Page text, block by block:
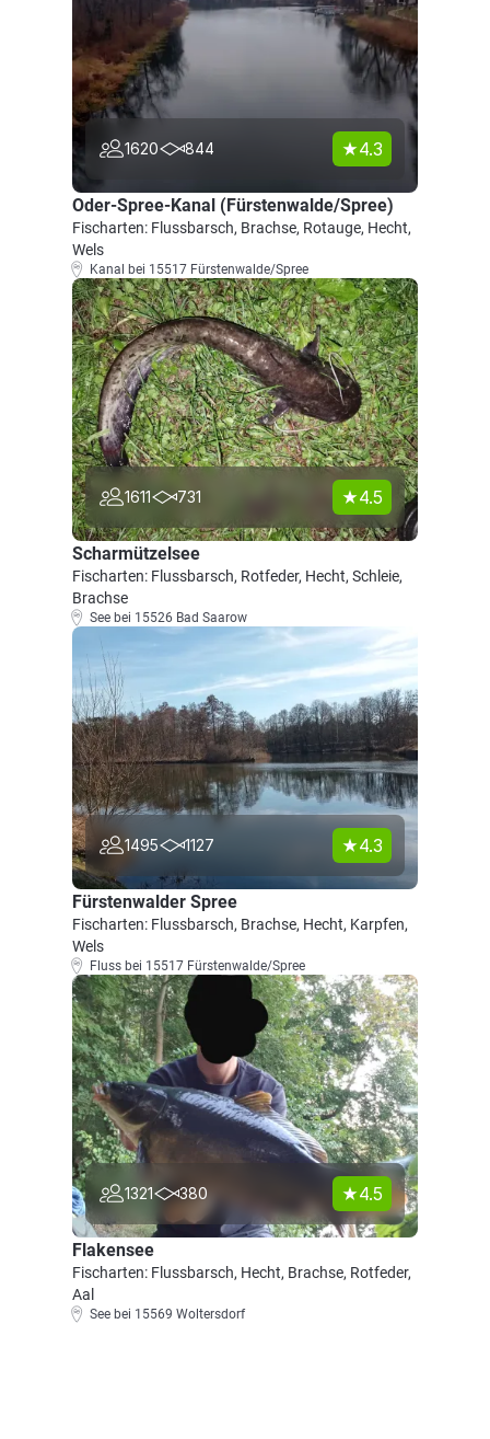
1620 844 4.3
Oder-Spree-Kanal (Fürstenwalde/Spree)
Fischarten: Flussbarsch, Brachse, Rotauge, Hecht,
Wels
Kanal bei 15517 Fürstenwalde/Spree
1611 731 4.5
Scharmützelsee
Fischarten: Flussbarsch, Rotfeder, Hecht, Schleie,
Brachse
See bei 15526 Bad Saarow
1495 1127 4.3
Fürstenwalder Spree
Fischarten: Flussbarsch, Brachse, Hecht, Karpfen,
Wels
Fluss bei 15517 Fürstenwalde/Spree
1321 380 4.5
Flakensee
Fischarten: Flussbarsch, Hecht, Brachse, Rotfeder,
Aal
See bei 15569 Woltersdorf